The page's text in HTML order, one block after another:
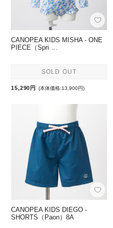
CANOPEA KIDS MISHA - ONE
PIECE（Spri …
SOLD OUT
15,290円 (本体価格:13,900円)
CANOPEA KIDS DIEGO -
SHORTS（Paon）8A